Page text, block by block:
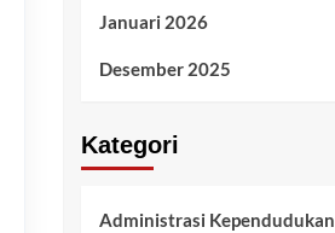
Januari 2026
Desember 2025
Kategori
Administrasi Kependudukan